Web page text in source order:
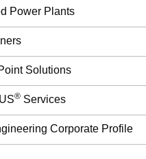
Power Plants
Solutions
® Services
Corporate Profile